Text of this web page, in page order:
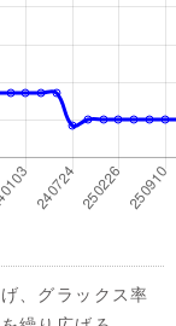
、グラックス率